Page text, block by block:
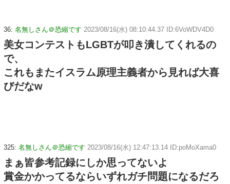
36: 名無しさん＠恐縮です 2023/08/16(水) 08:10:44.37 ID:6VoWDV4D0
美女コンテストもLGBTが叩き潰してくれるの
で、
これもまたイスラム原理主義者から見れば大喜
びだなw
325: 名無しさん＠恐縮です 2023/08/16(水) 12:47:13.14 ID:poMoXama0
まぁ皆参考記録にしか思ってないよ
賞金かかってるならいずれガチ問題になるだろ